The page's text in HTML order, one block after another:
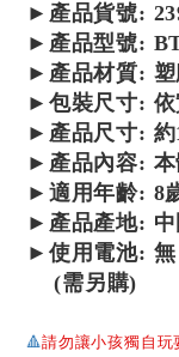
► 產品貨號:
► 產品型號:
► 產品材質:
►包裝尺寸:
►產品尺寸:
►產品內容: 本
►適用年齡: 8
► 產品產地: 中
►使用電池: 無
(需另購)
🔺請勿讓小孩獨自玩